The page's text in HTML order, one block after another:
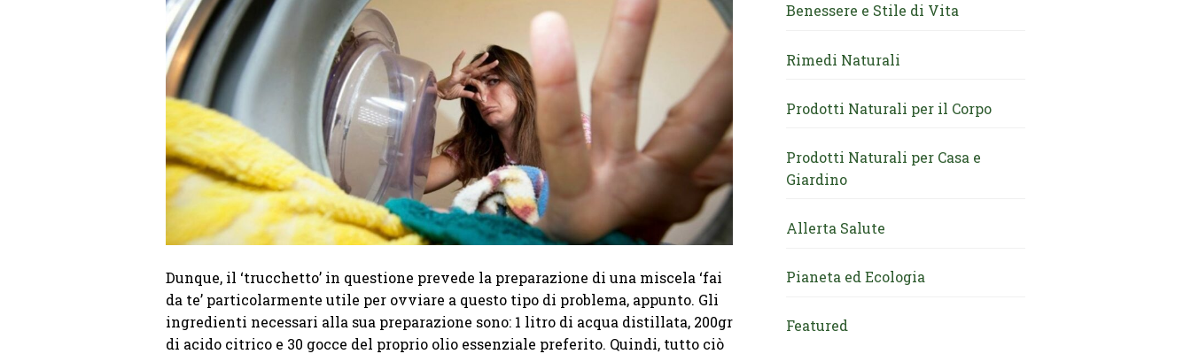
Dunque, il ‘trucchetto’ in questione prevede la preparazione di una miscela ‘fai
da te’ particolarmente utile per ovviare a questo tipo di problema, appunto. Gli
ingredienti necessari alla sua preparazione sono: 1 litro di acqua distillata, 200gr
di acido citrico e 30 gocce del proprio olio essenziale preferito. Quindi, tutto ciò
Benessere e Stile di Vita
Rimedi Naturali
Prodotti Naturali per il Corpo
Prodotti Naturali per Casa e
Giardino
Allerta Salute
Pianeta ed Ecologia
Featured